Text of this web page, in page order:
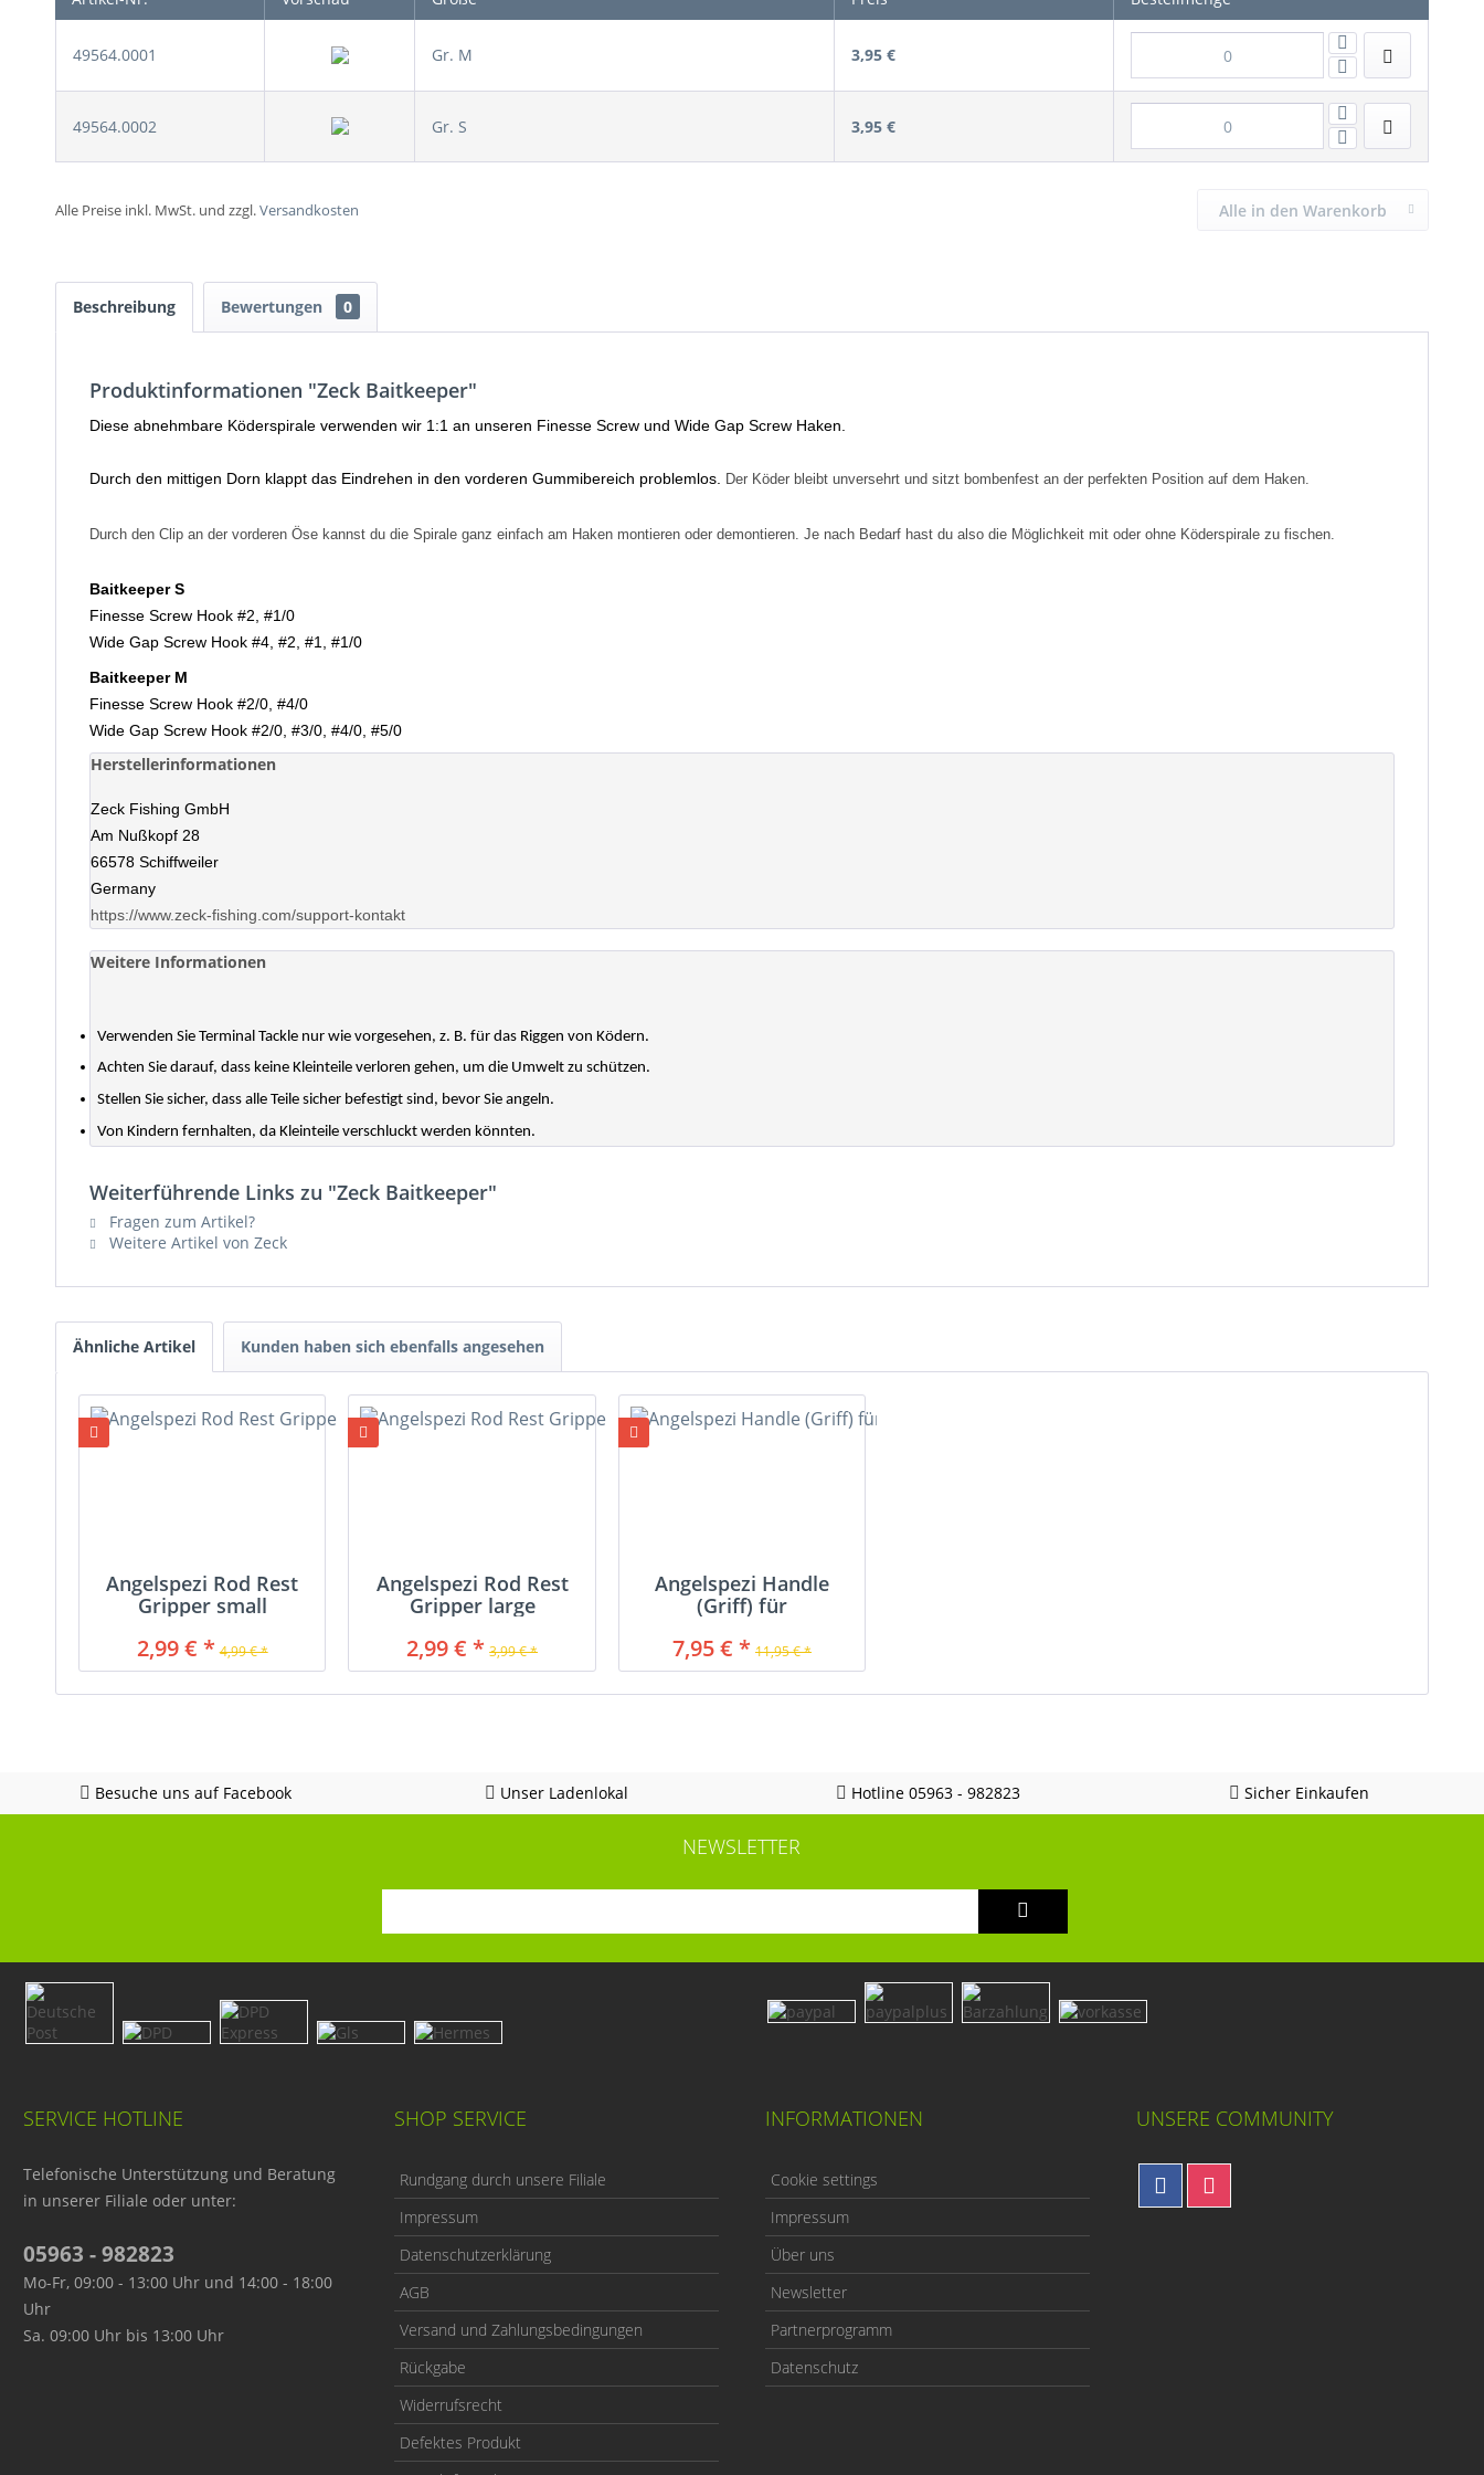
49564.0001 Gr. M 3,95 €
49564.0002 Gr. S 3,95 €
Alle Preise inkl. MwSt. und zzgl.Versandkosten Alle in den Warenkorb
Beschreibung Bewertungen 0
Produktinformationen "Zeck Baitkeeper"
Diese abnehmbare Köderspirale verwenden wir 1:1 an unseren Finesse Screw und Wide Gap Screw Haken.
Durch den mittigen Dorn klappt das Eindrehen in den vorderen Gummibereich problemlos. Der Köder bleibt unversehrt und sitzt bombenfest an der perfekten Position auf dem Haken.
Durch den Clip an der vorderen Öse kannst du die Spirale ganz einfach am Haken montieren oder demontieren. Je nach Bedarf hast du also die Möglichkeit mit oder ohne Köderspirale zu fischen.
Baitkeeper S
Finesse Screw Hook #2, #1/0
Wide Gap Screw Hook #4, #2, #1, #1/0
Baitkeeper M
Finesse Screw Hook #2/0, #4/0
Wide Gap Screw Hook #2/0, #3/0, #4/0, #5/0
Herstellerinformationen
Zeck Fishing GmbH
Am Nußkopf 28
66578 Schiffweiler
Germany
https://www.zeck-fishing.com/support-kontakt
Weitere Informationen
Verwenden Sie Terminal Tackle nur wie vorgesehen, z. B. für das Riggen von Ködern.
Achten Sie darauf, dass keine Kleinteile verloren gehen, um die Umwelt zu schützen.
Stellen Sie sicher, dass alle Teile sicher befestigt sind, bevor Sie angeln.
Von Kindern fernhalten, da Kleinteile verschluckt werden könnten.
Weiterführende Links zu "Zeck Baitkeeper"
Fragen zum Artikel?
Weitere Artikel von Zeck
Ähnliche Artikel Kunden haben sich ebenfalls angesehen
Angelspezi Rod Rest
Gripper small
2,99 € * 4,99 € *
Angelspezi Rod Rest
Gripper large
2,99 € * 3,99 € *
Angelspezi Handle
(Griff) für
7,95 € * 11,95 € *
Besuche uns auf Facebook Unser Ladenlokal Hotline 05963 - 982823 Sicher Einkaufen
NEWSLETTER
SERVICE HOTLINE
Telefonische Unterstützung und Beratung
in unserer Filiale oder unter:
05963 - 982823
Mo-Fr, 09:00 - 13:00 Uhr und 14:00 - 18:00
Uhr
Sa. 09:00 Uhr bis 13:00 Uhr
SHOP SERVICE
Rundgang durch unsere Filiale
Impressum
Datenschutzerklärung
AGB
Versand und Zahlungsbedingungen
Rückgabe
Widerrufsrecht
Defektes Produkt
INFORMATIONEN
Cookie settings
Impressum
Über uns
Newsletter
Partnerprogramm
Datenschutz
UNSERE COMMUNITY